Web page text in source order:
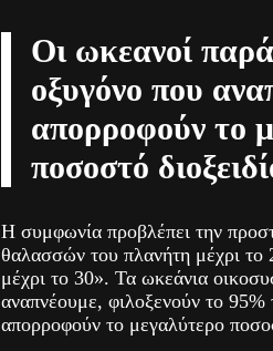
Οι ωκεανοί
οξυγόνο που
απορροφούν το
ποσοστό
Η συμφωνία προβλέπει την
θαλασσών του πλανήτη μέχρι
μέχρι το 30». Τα ωκεάνια
αναπνέουμε, φιλοξενούν το
απορροφούν το μεγαλύτερο